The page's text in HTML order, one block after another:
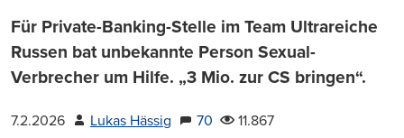
Für Private-Banking-Stelle im Team Ultrareiche
Russen bat unbekannte Person Sexual-
Verbrecher um Hilfe. „3 Mio. zur CS bringen“.
7.2.2026 Lukas Hässig 70
11.867